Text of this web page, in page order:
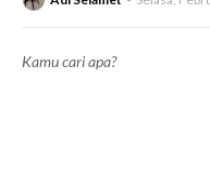
Kamu cari apa?